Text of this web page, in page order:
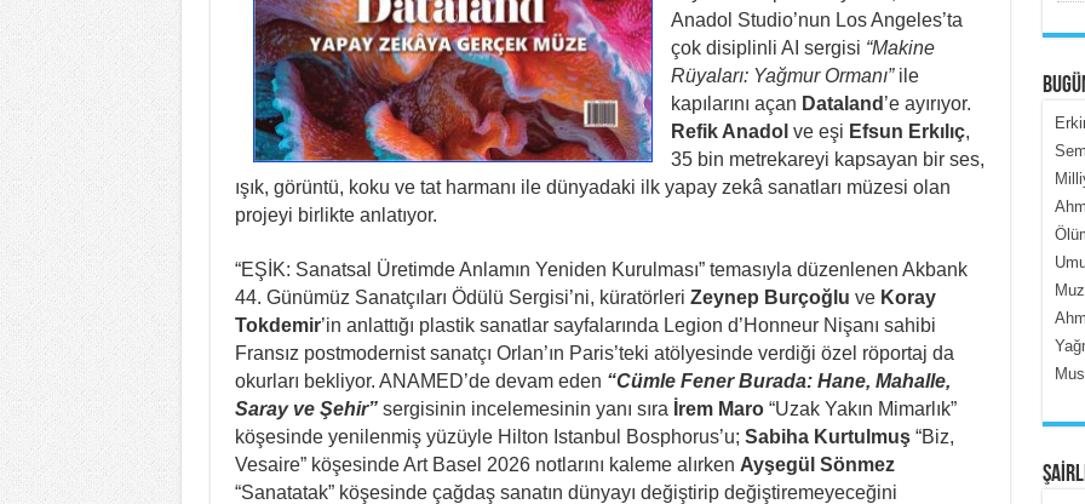
Anadol Studio’nun Los Angeles’ta
çok disiplinli AI sergisi “Makine
Rüyaları: Yağmur Ormanı”ile
kapılarını açan Dataland ’e ayırıyor.
Refik Anadol ve eşi Efsun Erkılıç,
35 bin metrekareyi kapsayan bir ses,
ışık, görüntü, koku ve tat harmanı ile dünyadaki ilk yapay zekâ sanatları müzesi olan
projeyi birlikte anlatıyor.
“EŞİK: Sanatsal Üretimde Anlamın Yeniden Kurulması” temasıyla düzenlenen Akbank
44. Günümüz Sanatçıları Ödülü Sergisi’ni, küratörleri Zeynep Burçoğlu ve Koray
Tokdemir’in anlattığı plastik sanatlar sayfalarında Legion d’Honneur Nişanı sahibi
Fransız postmodernist sanatçı Orlan’ın Paris’teki atölyesinde verdiği özel röportaj da
okurları bekliyor. ANAMED’de devam eden “Cümle Fener Burada: Hane, Mahalle,
Saray ve Şehir”sergisinin incelemesinin yanı sıra İrem Maro“Uzak Yakın Mimarlık”
köşesinde yenilenmiş yüzüyle Hilton Istanbul Bosphorus’u; Sabiha Kurtulmuş “Biz,
Vesaire” köşesinde Art Basel 2026 notlarını kaleme alırken Ayşegül Sönmez
“Sanatatak” köşesinde çağdaş sanatın dünyayı değiştirip değiştiremeyeceğini